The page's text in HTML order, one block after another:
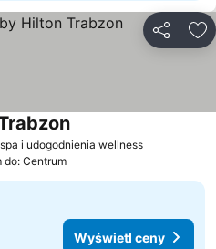
i udogodnienia wellness
do: Centrum
Wyświetl ceny